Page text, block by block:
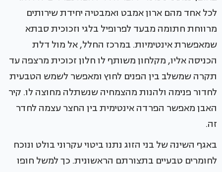
לכל אחד מהם ארון אמבט ואמבטיה יחידת שירותים
מרווחת חתומה מבעד לפרופיל בלגי וזכוכית סבתא
שמאפשרת אינטימיות. במרכז החלל, אל מול דלת
הכניסה אליו, מקלחון משותף לו חלון זכוכית מרצפה עד
תקרה שמשלב בין הפנים לחוץ ומאפשר לשמש הטבעית
לחדור פנימה ולהנות מהצמחיה שנשתלה מחוצה לו. קיר
האבן מאפשר הפרדה אינטימית בין החצר עצמה לחדר
זה.
באגף השינה של בני הזוג נתנו ביטוי עקרוני בולט ונוכח
לחומרים טבעיים בתצורתם הראשונית. כך למשל חופו